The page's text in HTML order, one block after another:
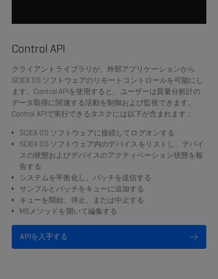
Control API
クライアントライブラリが、外部アプリケーションから
SCIEX OS ソフトウェアのリモートコントロールを可能にし
ます。Control APIを使用すると、ユーザーは質量分析計の
データ取得に関連する活動を制御および監視できます。
Control APIで実行できるタスクには以下が含まれます：
SCIEX OS ソフトウェアに接続してログオンする
SCIEX OS ソフトウェア内のデバイスをリストし、デバイ
スの状態およびデバイスのアクティベーション状態を報
告する
システムを平衡化し、バッチを送信する
サンプルとバッチをキューに追加する
キューを開始、停止、または中止する
MSメソッドを開いて編集する
APIを入手する